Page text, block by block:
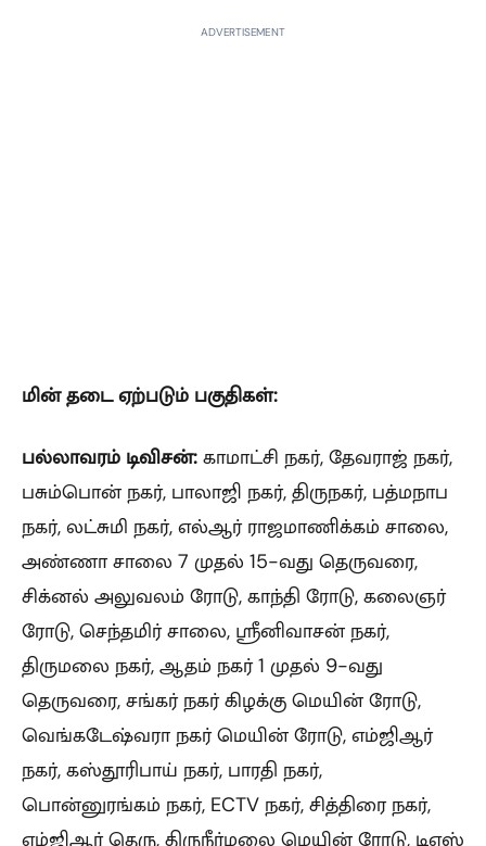
ADVERTISEMENT
மின் தடை ஏற்படும் பகுதிகள்:
பல்லாவரம் டிவிசன்: காமாட்சி நகர், தேவராஜ் நகர்,
பசும்பொன் நகர், பாலாஜி நகர், திருநகர், பத்மநாப
நகர், லட்சுமி நகர், எல்ஆர் ராஜமாணிக்கம் சாலை,
அண்ணா சாலை 7 முதல் 15-வது தெருவரை,
சிக்னல் அலுவலம் ரோடு, காந்தி ரோடு, கலைஞர்
ரோடு, செந்தமிர் சாலை, ஸ்ரீனிவாசன் நகர்,
திருமலை நகர், ஆதம் நகர் 1 முதல் 9-வது
தெருவரை, சங்கர் நகர் கிழக்கு மெயின் ரோடு,
வெங்கடேஷ்வரா நகர் மெயின் ரோடு, எம்ஜிஆர்
நகர், கஸ்தூரிபாய் நகர், பாரதி நகர்,
பொன்னுரங்கம் நகர், ECTV நகர், சித்திரை நகர்,
எம்ஜிஆர் தெரு, திருநீர்மலை மெயின் ரோடு, டிஎஸ்